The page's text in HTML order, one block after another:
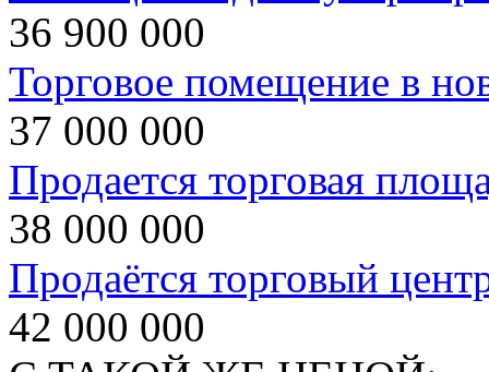
36 900 000
Торговое помещение в
37 000 000
Продается торговая
38 000 000
Продаётся торговый
42 000 000